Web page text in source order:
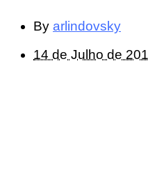
By arlindovsky
14 de Julho de